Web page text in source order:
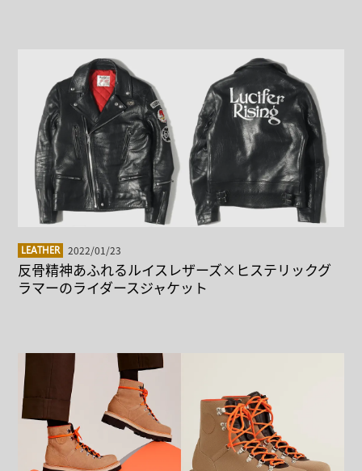
LEATHER 2022/01/23
反骨精神あふれるルイスレザーズ×ヒステリックグ
ラマーのライダースジャケット